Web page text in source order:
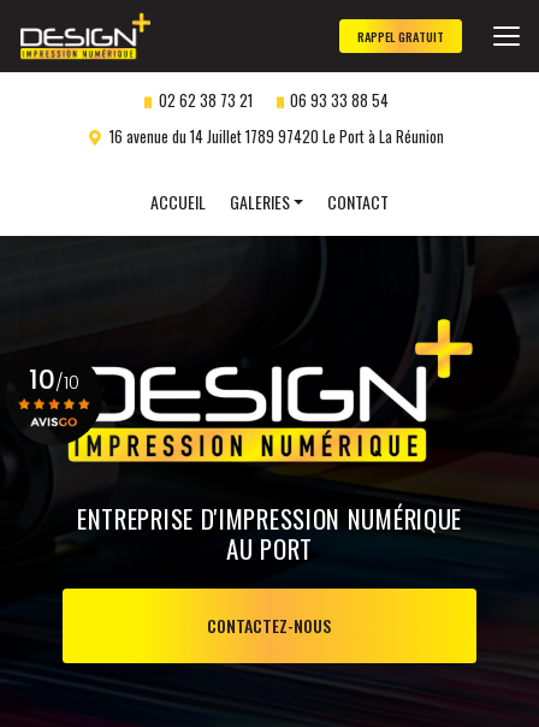
au
contenu
principal
02 62 38 73 21
06 93 33 88 54
16 avenue du 14 Juillet 1789 97420 Le Port à La Réunion
ACCUEIL
GALERIES
Impression numérique
Gravure laser
personnalisée
CONTACT
RAPPEL GRATUIT
ENTREPRISE D'IMPRESSION NUMÉRIQUE
AU PORT
CONTACTEZ-NOUS
10/10
Voir le certificat